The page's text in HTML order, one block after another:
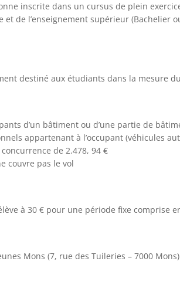
inscrite dans un cursus de plein
et de l’enseignement supérieur
destiné aux étudiants dans la mesure
d’un bâtiment ou d’une partie de
appartenant à l’occupant (véhicules
de 2.478, 94 €
couvre pas le vol
à 30 € pour une période fixe comprise
Mons (7, rue des Tuileries – 7000